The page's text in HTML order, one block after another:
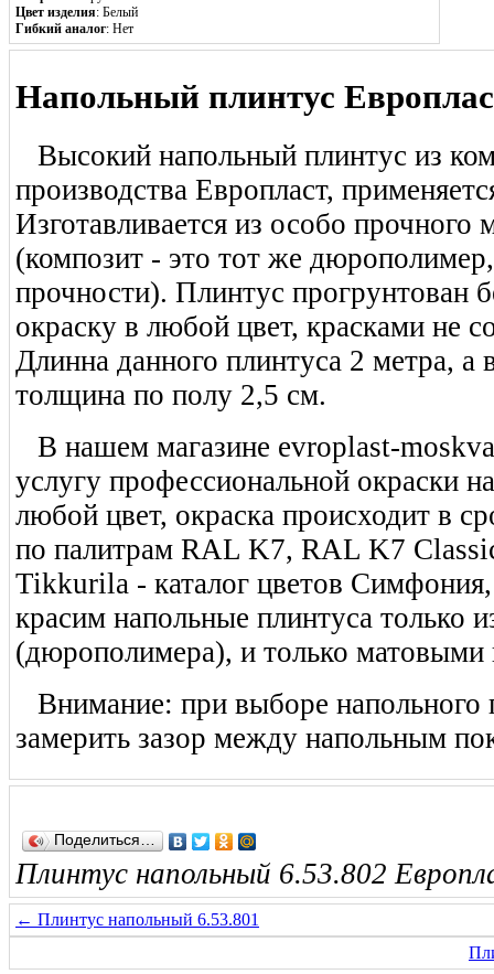
Цвет изделия: Белый
Гибкий аналог: Нет
Напольный плинтус
Высокий напольный плинтус из
производства Европласт,
Изготавливается из особо прочного
(композит - это тот же
прочности). Плинтус прогрунтован
окраску в любой цвет, красками не
Длинна данного плинтуса 2 метра, а
толщина по полу 2,5 см.
В нашем магазине evroplast-
услугу профессиональной окраски
любой цвет, окраска происходит в
по палитрам RAL K7, RAL K7
Tikkurila - каталог цветов
красим напольные плинтуса только
(дюрополимера), и только матовыми
Внимание: при выборе напольного
замерить зазор между напольным
Поделиться…
Плинтус напольный 6.53.802
← Плинтус напольный 6.53.801